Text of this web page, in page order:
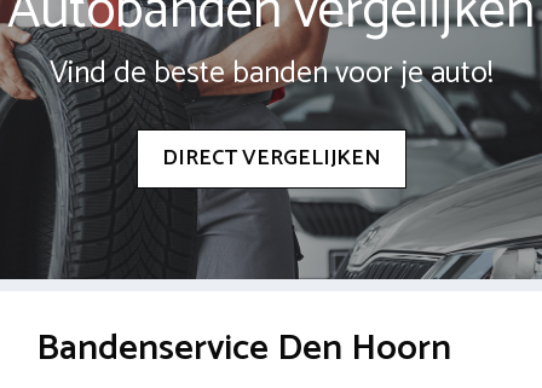
Vind de beste banden voor je auto!
DIRECT VERGELIJKEN
Bandenservice Den Hoorn